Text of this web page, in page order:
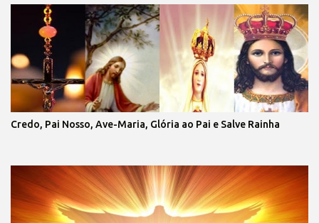
Credo, Pai Nosso, Ave-Maria, Glória ao Pai e Salve Rainha